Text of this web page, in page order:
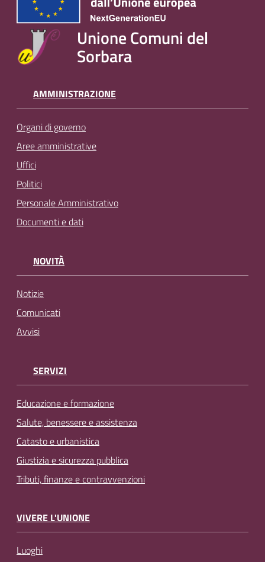
Unione Comuni del
Sorbara
AMMINISTRAZIONE
Organi di governo
Aree amministrative
Uffici
Politici
Personale Amministrativo
Documenti e dati
NOVITÀ
Notizie
Comunicati
Avvisi
SERVIZI
Educazione e formazione
Salute, benessere e assistenza
Catasto e urbanistica
Giustizia e sicurezza pubblica
Tributi, finanze e contravvenzioni
VIVERE L'UNIONE
Luoghi